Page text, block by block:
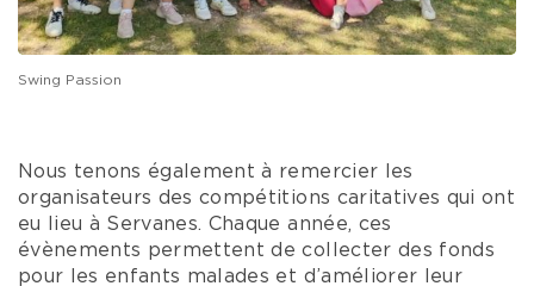
Swing Passion
Nous tenons également à remercier les
organisateurs des compétitions caritatives qui ont
eu lieu à Servanes. Chaque année, ces
évènements permettent de collecter des fonds
pour les enfants malades et d’améliorer leur